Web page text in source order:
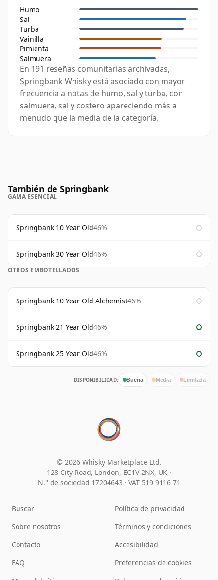
Humo
Sal
Turba
Vainilla
Pimienta
Salmuera
En 191 reseñas comunitarias archivadas,
Springbank Whisky está asociado con mayor
frecuencia a notas de humo, sal y turba, con
salmuera, sal y costero apareciendo más a
menudo que la media de la categoría.
También de Springbank
GAMA ESENCIAL
Springbank 10 Year Old46%
Springbank 30 Year Old46%
OTROS EMBOTELLADOS
Springbank 10 Year Old Alchemist46%
Springbank 21 Year Old46%
Springbank 25 Year Old46%
DISPONIBILIDAD: Buena Media Limitada
© 2026 Whisky Marketplace Ltd.
128 City Road, London, EC1V 2NX, UK ·
N.° de sociedad 17204643 · VAT 519 9116 71
Buscar
Sobre nosotros
Contacto
FAQ
Política de privacidad
Términos y condiciones
Accesibilidad
Preferencias de cookies